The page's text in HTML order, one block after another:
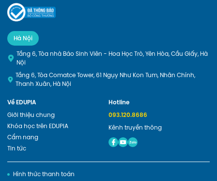
Hà Nội
Tầng 6, Tòa nhà Báo Sinh Viên - Hoa Học Trò, Yên Hòa, Cầu Giấy, Hà
Nội
Tầng 6, Tòa Comatce Tower, 61 Ngụy Như Kon Tum, Nhân Chính,
Thanh Xuân, Hà Nội
Về EDUPIA
Giới thiệu chung
Khóa học trên EDUPIA
Cẩm nang
Tin tức
Hotline
093.120.8686
Kênh truyền thông
Hình thức thanh toán